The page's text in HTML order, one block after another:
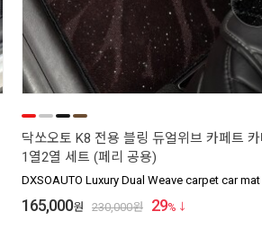
닥쏘오토 K8 전용 블링 듀얼위브 카페트
1열2열 세트 (페리 공용)
DXSOAUTO Luxury Dual Weave carpet car mat
165,000원 230,000원 29%